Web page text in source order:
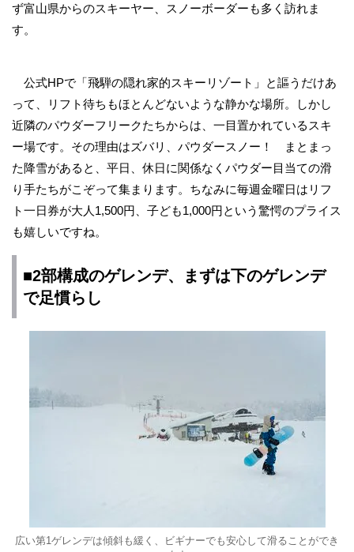
ず富山県からのスキーヤー、スノーボーダーも多く訪れま
す。
公式HPで「飛騨の隠れ家的スキーリゾート」と謳うだけあ
って、リフト待ちもほとんどないような静かな場所。しかし
近隣のパウダーフリークたちからは、一目置かれているスキ
ー場です。その理由はズバリ、パウダースノー！ まとまっ
た降雪があると、平日、休日に関係なくパウダー目当ての滑
り手たちがこぞって集まります。ちなみに毎週金曜日はリフ
ト一日券が大人1,500円、子ども1,000円という驚愕のプライス
も嬉しいですね。
■2部構成のゲレンデ、まずは下のゲレンデ
で足慣らし
広い第1ゲレンデは傾斜も緩く、ビギナーでも安心して滑ることができ